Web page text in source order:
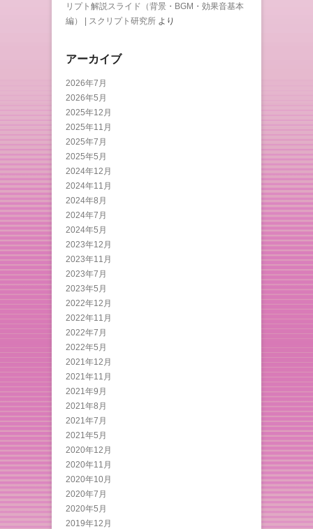
リプト解説スライド（背景・BGM・効果音基本
編） | スクリプト研究所 より
アーカイブ
2026年7月
2026年5月
2025年12月
2025年11月
2025年7月
2025年5月
2024年12月
2024年11月
2024年8月
2024年7月
2024年5月
2023年12月
2023年11月
2023年7月
2023年5月
2022年12月
2022年11月
2022年7月
2022年5月
2021年12月
2021年11月
2021年9月
2021年8月
2021年7月
2021年5月
2020年12月
2020年11月
2020年10月
2020年7月
2020年5月
2019年12月